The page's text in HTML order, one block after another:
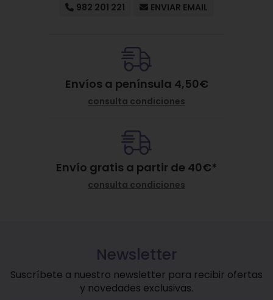
982 201 221 ENVIAR EMAIL
Envíos a península 4,50€
consulta condiciones
Envío gratis a partir de 40€*
consulta condiciones
Newsletter
Suscríbete a nuestro newsletter para recibir ofertas
y novedades exclusivas.